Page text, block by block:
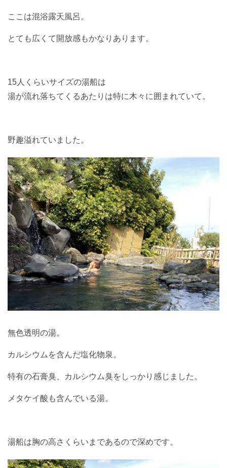
ここは混浴露天風呂。
とても広くて開放感もかなりあります。
15人くらいサイズの湯船は
湯が流れ落ちてくるあたりは特に木々に囲まれていて。
野趣溢れていました。
無色透明の湯。
カルシウムを含んだ塩化物泉。
特有の石膏臭、カルシウム臭をしっかり感じました。
メタケイ酸も含んでいる湯。
湯船は胸の高さくらいまであるので深めです。